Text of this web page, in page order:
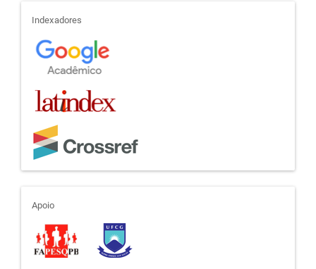
indexadores
Indexadores
apoio
Apoio